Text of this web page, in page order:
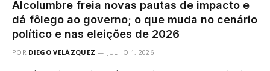
Alcolumbre freia novas pautas de impacto e
dá fôlego ao governo; o que muda no cenário
político e nas eleições de 2026
POR DIEGO VELÁZQUEZ JULHO 1, 2026